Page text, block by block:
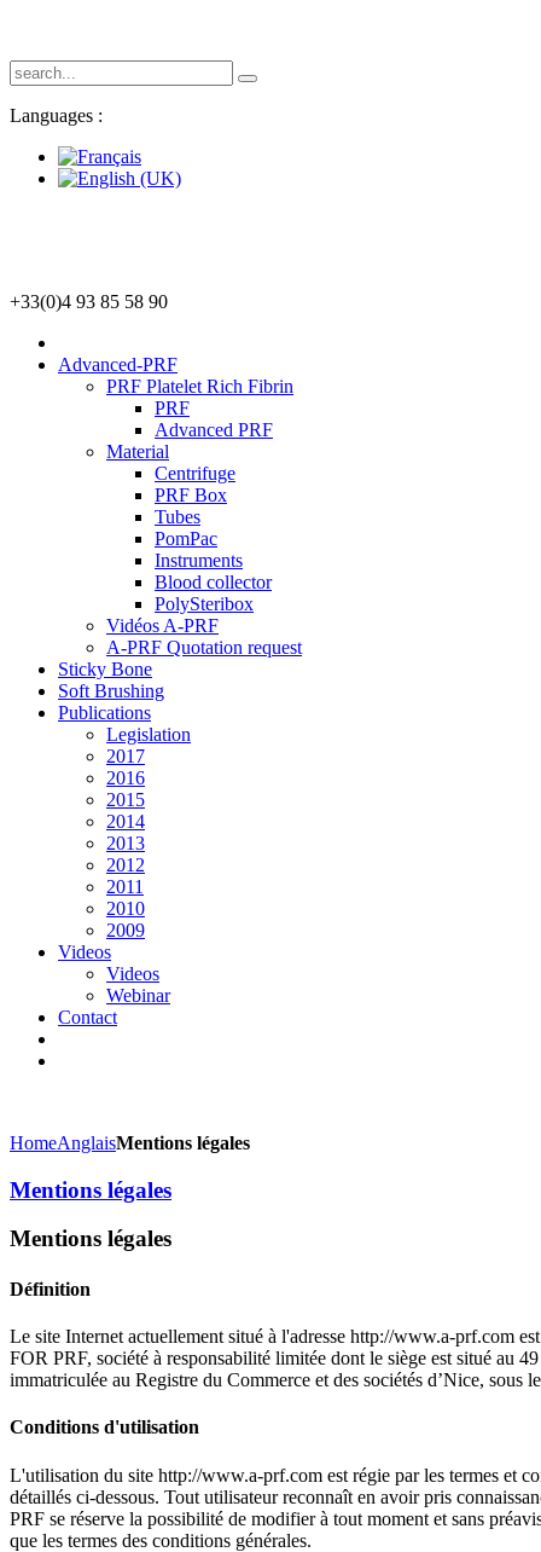
Languages :
+33(0)4 93 85 58 90
Advanced-PRF
PRF Platelet Rich Fibrin
PRF
Advanced PRF
Material
Centrifuge
PRF Box
Tubes
PomPac
Instruments
Blood collector
PolySteribox
Vidéos A-PRF
A-PRF Quotation request
Sticky Bone
Soft Brushing
Publications
Legislation
2017
2016
2015
2014
2013
2012
2011
2010
2009
Videos
Videos
Webinar
Contact
HomeAnglaisMentions légales
Mentions légales
Mentions légales
Définition
Le site Internet actuellement situé à l'adresse http://www.a-prf.com
FOR PRF, société à responsabilité limitée dont le siège est situé au
immatriculée au Registre du Commerce et des sociétés d’Nice, sous
Conditions d'utilisation
L'utilisation du site http://www.a-prf.com est régie par les termes et
détaillés ci-dessous. Tout utilisateur reconnaît en avoir pris
PRF se réserve la possibilité de modifier à tout moment et sans
que les termes des conditions générales.